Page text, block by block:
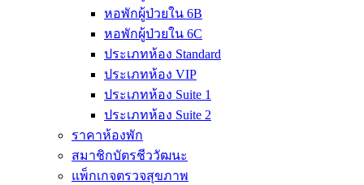
หอพักผู้ป่วยใน 6B
หอพักผู้ป่วยใน 6C
ประเภทห้อง Standard
ประเภทห้อง VIP
ประเภทห้อง Suite 1
ประเภทห้อง Suite 2
ราคาห้องพัก
สมาชิกบัตรชีววัฒนะ
แพ็กเกจตรวจสุขภาพ